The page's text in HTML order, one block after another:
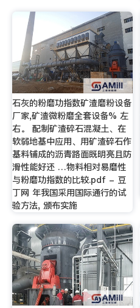
石灰的粉磨功指数矿渣磨粉设备
厂家,矿渣微粉磨全套设备% 左
右。 配制矿渣碎石混凝土、在
软弱地基中应用、用矿渣碎石作
基料铺成的沥青路面既明亮且防
滑性能好还 …物料相对易磨性
与粉磨功指数的比较.pdf - 豆
丁网 年我国采用国际通行的试
验方法, 颁布实施